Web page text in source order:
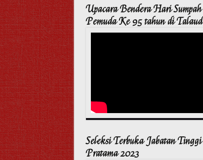
Upacara Bendera Hari Sumpah
Pemuda Ke 95 tahun di Talaud
Seleksi Terbuka Jabatan Tinggi
Pratama 2023